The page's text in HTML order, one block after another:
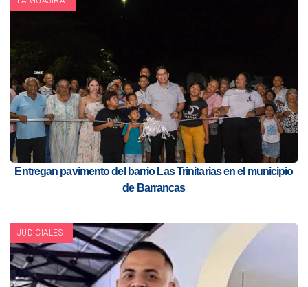
Entregan pavimento del barrio Las Trinitarias en el municipio
de Barrancas
JUDICIALES